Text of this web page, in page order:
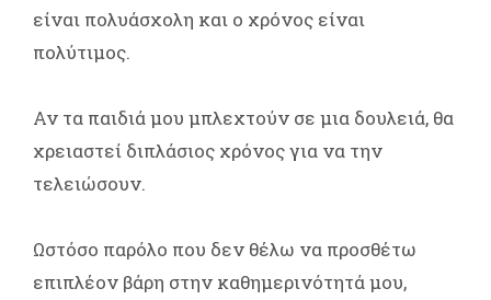
είναι πολυάσχολη και ο χρόνος είναι
πολύτιμος.
Αν τα παιδιά μου μπλεχτούν σε μια δουλειά, θα
χρειαστεί διπλάσιος χρόνος για να την
τελειώσουν.
Ωστόσο παρόλο που δεν θέλω να προσθέτω
επιπλέον βάρη στην καθημερινότητά μου,